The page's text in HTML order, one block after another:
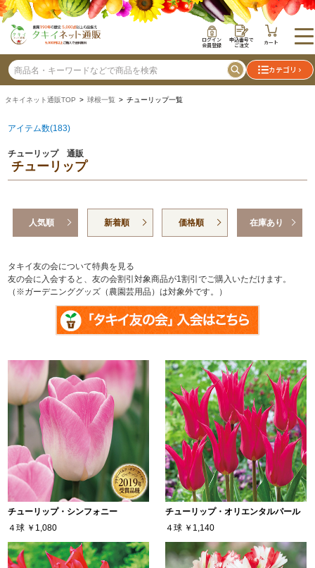
ログイン
会員登録
申込番号で
ご注文 カート
カテゴリ
タキイネット通販TOP > 球根一覧 > チューリップ一覧
アイテム数(183)
チューリップ 通販
チューリップ
人気順 新着順 価格順 在庫あり
タキイ友の会について特典を見る
友の会に入会すると、友の会割引対象商品が1割引でご購入いただけます。
（※ガーデニンググッズ（農園芸用品）は対象外です。）
チューリップ・シンフォニー
４球 ￥1,080
チューリップ・オリエンタルパール
４球 ￥1,140